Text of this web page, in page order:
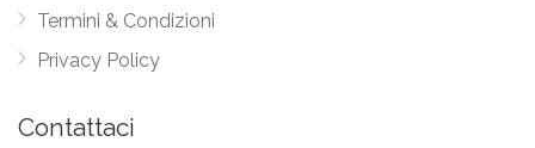
Termini & Condizioni
Privacy Policy
Contattaci